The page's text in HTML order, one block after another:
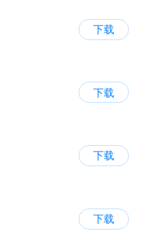
下载
下载
下载
下载